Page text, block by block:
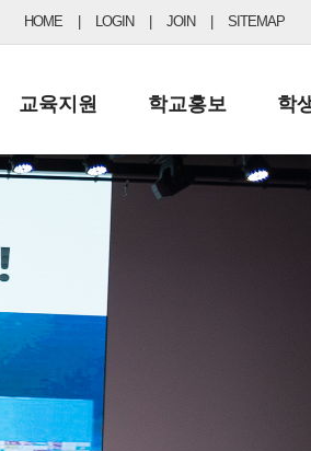
HOME LOGIN JOIN SITEMAP
교육지원
행정실
학교운영위원회
학교건축기금
학교홍보
보도자료
학